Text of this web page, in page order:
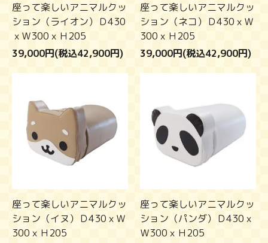
座って楽しいアニマルクッ
ション（ライオン）Ｄ430
ｘＷ300ｘＨ205
39,000円(税込42,900円)
座って楽しいアニマルクッ
ション（ネコ）Ｄ430ｘＷ
300ｘＨ205
39,000円(税込42,900円)
座って楽しいアニマルクッ
ション（イヌ）Ｄ430ｘＷ
300ｘＨ205
座って楽しいアニマルクッ
ション（パンダ）Ｄ430ｘ
Ｗ300ｘＨ205